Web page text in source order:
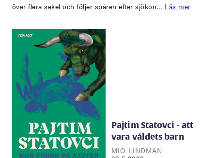
över flera sekel och följer spåren efter sjökon… Läs mer
Pajtim Statovci - att
vara våldets barn
MIO LINDMAN